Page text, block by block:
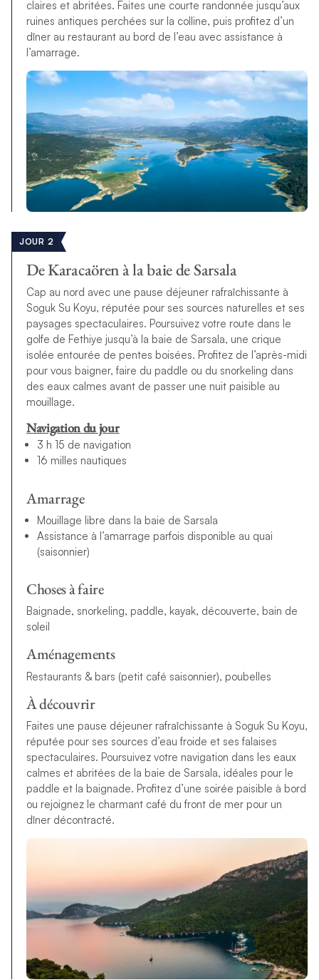
claires et abritées. Faites une courte randonnée jusqu’aux
ruines antiques perchées sur la colline, puis profitez d’un
dîner au restaurant au bord de l’eau avec assistance à
l’amarrage.
JOUR 2
De Karacaören à la baie de Sarsala
Cap au nord avec une pause déjeuner rafraîchissante à
Soguk Su Koyu, réputée pour ses sources naturelles et ses
paysages spectaculaires. Poursuivez votre route dans le
golfe de Fethiye jusqu’à la baie de Sarsala, une crique
isolée entourée de pentes boisées. Profitez de l’après-midi
pour vous baigner, faire du paddle ou du snorkeling dans
des eaux calmes avant de passer une nuit paisible au
mouillage.
Navigation du jour
3 h 15 de navigation
16 milles nautiques
Amarrage
Mouillage libre dans la baie de Sarsala
Assistance à l’amarrage parfois disponible au quai
(saisonnier)
Choses à faire
Baignade, snorkeling, paddle, kayak, découverte, bain de
soleil
Aménagements
Restaurants & bars (petit café saisonnier), poubelles
À découvrir
Faites une pause déjeuner rafraîchissante à Soguk Su Koyu,
réputée pour ses sources d’eau froide et ses falaises
spectaculaires. Poursuivez votre navigation dans les eaux
calmes et abritées de la baie de Sarsala, idéales pour le
paddle et la baignade. Profitez d’une soirée paisible à bord
ou rejoignez le charmant café du front de mer pour un
dîner décontracté.